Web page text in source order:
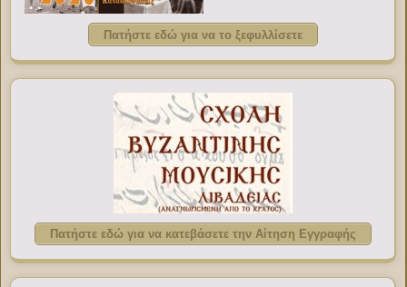
Πατήστε εδώ για να το ξεφυλλίσετε
Πατήστε εδώ για να κατεβάσετε την Αίτηση Εγγραφής